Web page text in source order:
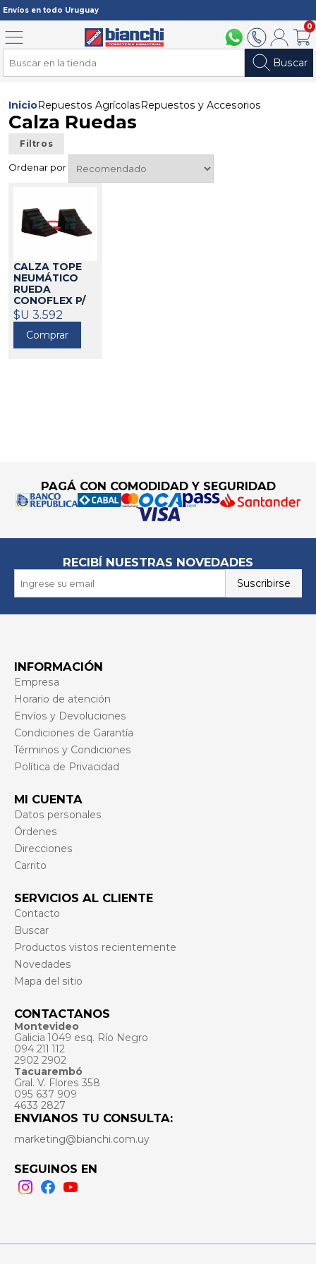
Envíos en todo Uruguay
094 211 1122902 2902Mi cuenta
0
Buscar
Menú
InicioRepuestos Agrícolas Repuestos y Accesorios
Calza Ruedas
Filtros
Ordenar por
CALZA TOPE
NEUMÁTICO
RUEDA
CONOFLEX P/
TODO TIPO DE
VEHÍCULO
396050
$U 3.592
Comprar
PAGÁ CON COMODIDAD Y SEGURIDAD
RECIBÍ NUESTRAS NOVEDADES
Suscribirse
INFORMACIÓN
Empresa
Horario de atención
Envíos y Devoluciones
Condiciones de Garantía
Términos y Condiciones
Política de Privacidad
MI CUENTA
Datos personales
Órdenes
Direcciones
Carrito
SERVICIOS AL CLIENTE
Contacto
Buscar
Productos vistos recientemente
Novedades
Mapa del sitio
CONTACTANOS
Montevideo
Galicia 1049 esq. Río Negro
094 211 112
2902 2902
Tacuarembó
Gral. V. Flores 358
095 637 909
4633 2827
ENVIANOS TU CONSULTA:
marketing@bianchi.com.uy
SEGUINOS EN
Instagram
FacebookYoutube